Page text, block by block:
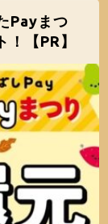
Payまつ
【PR】